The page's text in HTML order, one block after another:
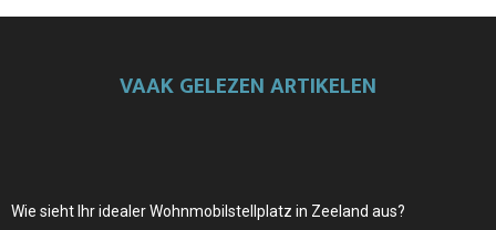
VAAK GELEZEN ARTIKELEN
Wie sieht Ihr idealer Wohnmobilstellplatz in Zeeland aus?